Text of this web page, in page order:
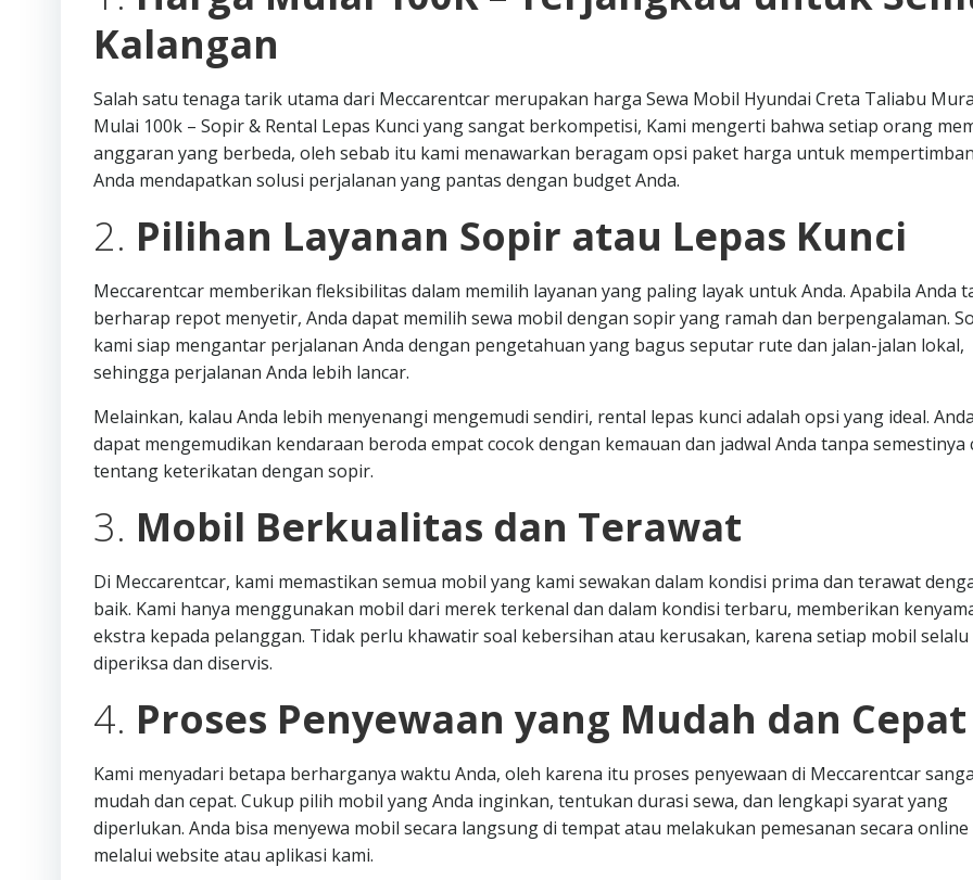
Kalangan
Salah satu tenaga tarik utama dari Meccarentcar merupakan harga Sewa Mobil Hyundai Creta Taliabu
Mulai 100k – Sopir & Rental Lepas Kunci yang sangat berkompetisi, Kami mengerti bahwa setiap orang
anggaran yang berbeda, oleh sebab itu kami menawarkan beragam opsi paket harga untuk
Anda mendapatkan solusi perjalanan yang pantas dengan budget Anda.
2. Pilihan Layanan Sopir atau Lepas Kunci
Meccarentcar memberikan fleksibilitas dalam memilih layanan yang paling layak untuk Anda. Apabila Anda
berharap repot menyetir, Anda dapat memilih sewa mobil dengan sopir yang ramah dan berpengalaman.
kami siap mengantar perjalanan Anda dengan pengetahuan yang bagus seputar rute dan jalan-jalan lokal,
sehingga perjalanan Anda lebih lancar.
Melainkan, kalau Anda lebih menyenangi mengemudi sendiri, rental lepas kunci adalah opsi yang ideal. Anda
dapat mengemudikan kendaraan beroda empat cocok dengan kemauan dan jadwal Anda tanpa semestinya
tentang keterikatan dengan sopir.
3. Mobil Berkualitas dan Terawat
Di Meccarentcar, kami memastikan semua mobil yang kami sewakan dalam kondisi prima dan terawat
baik. Kami hanya menggunakan mobil dari merek terkenal dan dalam kondisi terbaru, memberikan
ekstra kepada pelanggan. Tidak perlu khawatir soal kebersihan atau kerusakan, karena setiap mobil
diperiksa dan diservis.
4. Proses Penyewaan yang Mudah dan Cepat
Kami menyadari betapa berharganya waktu Anda, oleh karena itu proses penyewaan di Meccarentcar
mudah dan cepat. Cukup pilih mobil yang Anda inginkan, tentukan durasi sewa, dan lengkapi syarat yang
diperlukan. Anda bisa menyewa mobil secara langsung di tempat atau melakukan pemesanan secara online
melalui website atau aplikasi kami.